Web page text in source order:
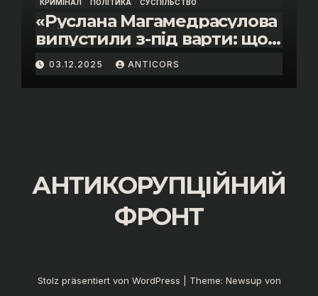
КРИМІНАЛ ПОЛІТИКА СУСПІЛЬСТВО
«Руслана Магамедрасулова
випустили з-під варти: що
відбувалось у залі суду»
03.12.2025 ANTICORS
АНТИКОРУПЦІЙНИЙ
ФРОНТ
Stolz präsentiert von WordPress Theme: Newsup von